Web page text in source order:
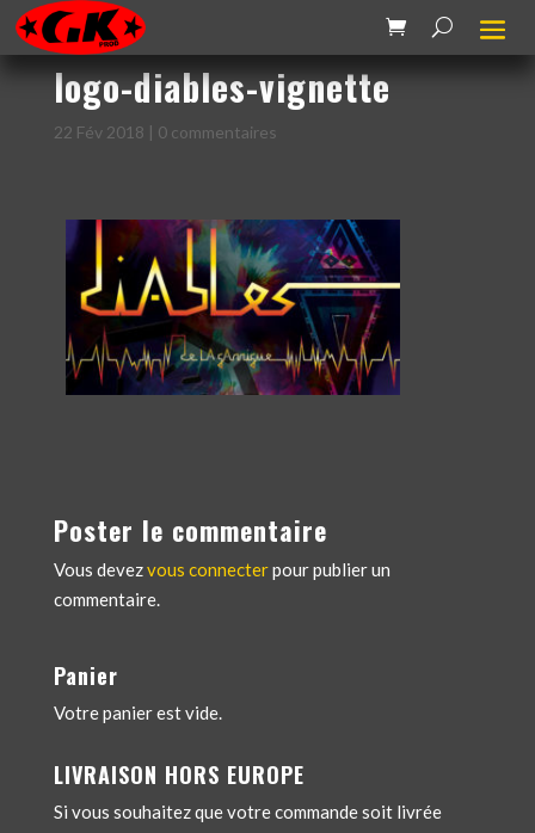
logo-diables-vignette
22 Fév 2018 | 0 commentaires
Poster le commentaire
Vous devezvous connecterpour publier un
commentaire.
Panier
Votre panier est vide.
LIVRAISON HORS EUROPE
Si vous souhaitez que votre commande soit livrée